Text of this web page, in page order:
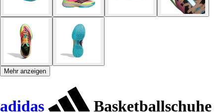
Mehr anzeigen
adidas
Basketballschuhe